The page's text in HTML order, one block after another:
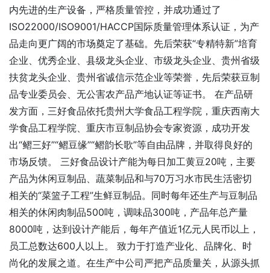
内先进的生产设备，严格质量管控，并成功通过了
ISO22000/ISO9001/HACCP国际质量管理体系认证，为产
品走向更广阔的市场奠定了基础。先后荣获“专精特新”培育
企业、优秀企业、县级龙头企业、市级龙头企业、贵州省级
扶贫龙头企业、贵州省诚信示范企业等荣誉，先后荣获豆制
品专业委员会、无公害农产品产地认证等证书。 在产品研
发方面，三好食品依托贵州大学食品工程学院，重庆西南大
学食品工程学院、重庆市豆制品协会专家资源，成功开发
出“鳛三好”“鳛豆缘”“鳛韵长歌”等自由品牌，并取得良好的
市场反馈。 三好食品设计产能为每日加工黄豆20吨，主要
产品为休闲豆制品、蔬菜制品和与70万习水市民生活密切
相关的“菜篮子工程”生鲜豆制品。同时每年还生产与豆制品
相关的休闲肉制品500吨，调味品300吨，产品年总产量
8000吨，达到设计产能后，每年产值近1亿元人民币以上，
员工总数达600人以上。 致力于打造产业化、品牌化、时
尚化的发展之道。在生产中公司严把产品质量关，从源头抓